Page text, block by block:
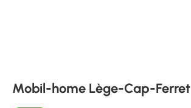
Mobil-home Lège-Cap-Ferret